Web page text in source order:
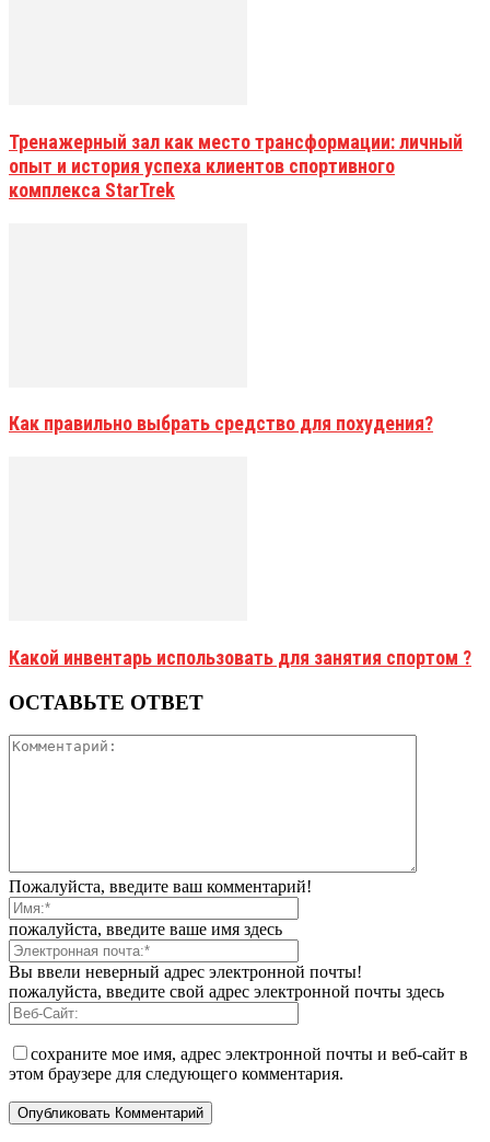
Тренажерный зал как место трансформации: личный
опыт и история успеха клиентов спортивного
комплекса StarTrek
Как правильно выбрать средство для похудения?
Какой инвентарь использовать для занятия спортом ?
ОСТАВЬТЕ ОТВЕТ
Пожалуйста, введите ваш комментарий!
пожалуйста, введите ваше имя здесь
Вы ввели неверный адрес электронной почты!
пожалуйста, введите свой адрес электронной почты здесь
сохраните мое имя, адрес электронной почты и веб-сайт в
этом браузере для следующего комментария.